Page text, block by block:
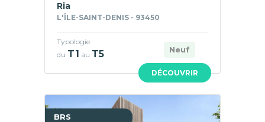
DÉCOUVRIR
Ria
L'ÎLE-SAINT-DENIS - 93450
Neuf
Typologie
du T1 au T5
BRS